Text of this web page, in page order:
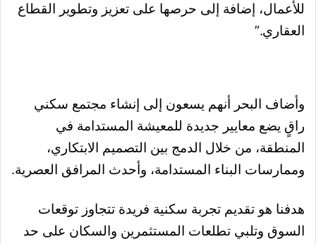
للأعمال، إضافة إلى حرصها على تعزيز وتطوير القطاع
العقاري.”
وأضاف البحر أنهم يسعون إلى إنشاء مجتمع سكني
راقٍ يضع معايير جديدة للمعيشة المستدامة في
المنطقة، من خلال الدمج بين التصميم الابتكاري،
وممارسات البناء المستدامة، وأحدث المرافق العصرية.
هدفنا هو تقديم تجربة سكنية فريدة تتجاوز توقعات
السوق وتلبي تطلعات المستثمرين والسكان على حد